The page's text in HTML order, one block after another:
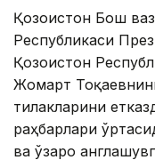
Қозоғистон Бош
Республикаси
Қозоғистон
Жомарт
тилакларини
раҳбарлари
ва ўзаро